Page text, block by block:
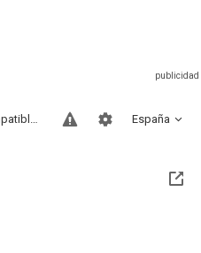
España
Sitios compatibles